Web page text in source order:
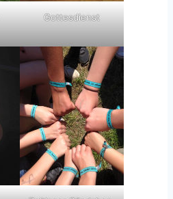
Gottesdienst